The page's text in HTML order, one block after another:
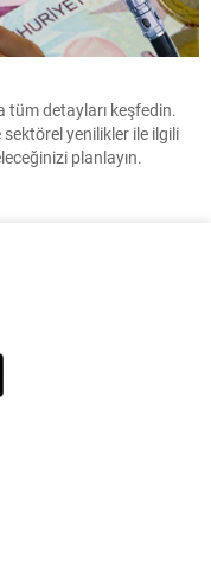
tüm detayları keşfedin.
yenilikler ile ilgili
planlayın.